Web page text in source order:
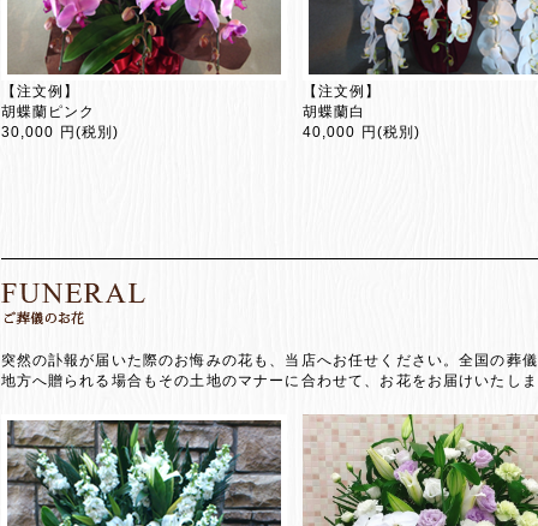
【注文例】
胡蝶蘭ピンク
30,000 円(税別)
【注文例】
胡蝶蘭白
40,000 円(税別)
突然の訃報が届いた際のお悔みの花も、当店へお任せください。全国の葬
地方へ贈られる場合もその土地のマナーに合わせて、お花をお届けいたし